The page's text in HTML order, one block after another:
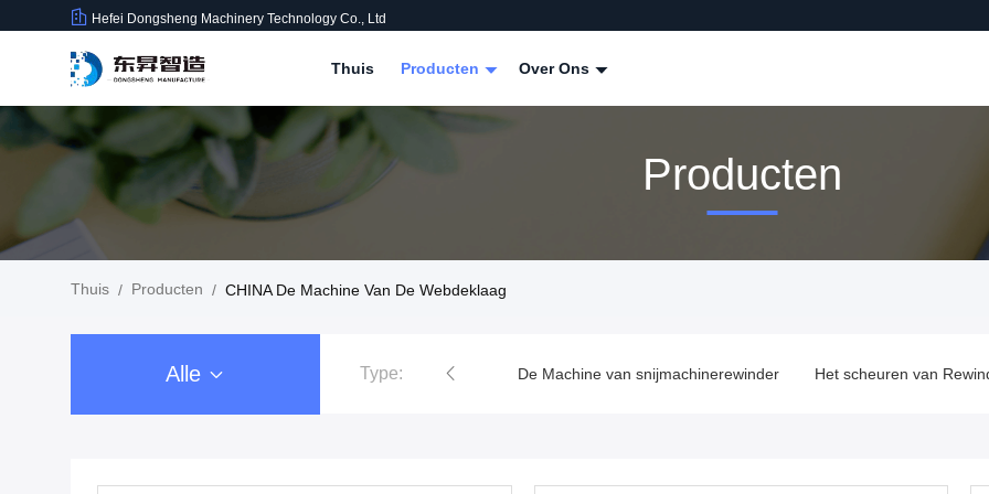
Hefei Dongsheng Machinery Technology Co., Ltd
Thuis Producten Over Ons
Producten
Thuis / Producten / CHINA De Machine Van De Webdeklaag
Alle Type:
De Machine van filmrewinder De Machine van snijmachinerewinder Het scheuren van Rewinder-